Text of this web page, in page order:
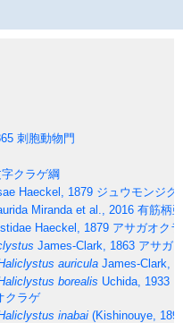
刺胞動物門
クラゲ綱
Haeckel, 1879 ジュウモンジク
Miranda et al., 2016 有筋柄
Haeckel, 1879 アサガオク
James-Clark, 1863 アサガ
auricula James-Clark,
borealis Uchida, 1933
クラゲ
inabai (Kishinouye,